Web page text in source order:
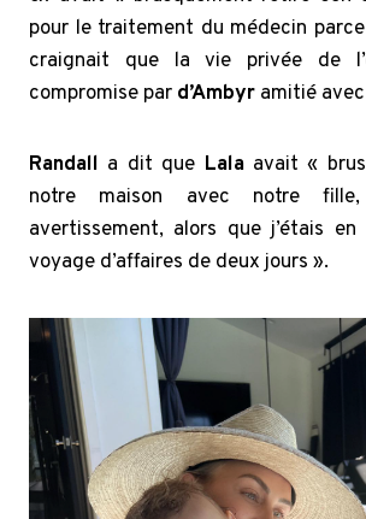
pour le traitement du médecin
craignait que la vie privée de
compromise par d’Ambyr amitié avec
Randall a dit que Lala avait «
notre maison avec notre fille,
avertissement, alors que j’étais
voyage d’affaires de deux jours ».